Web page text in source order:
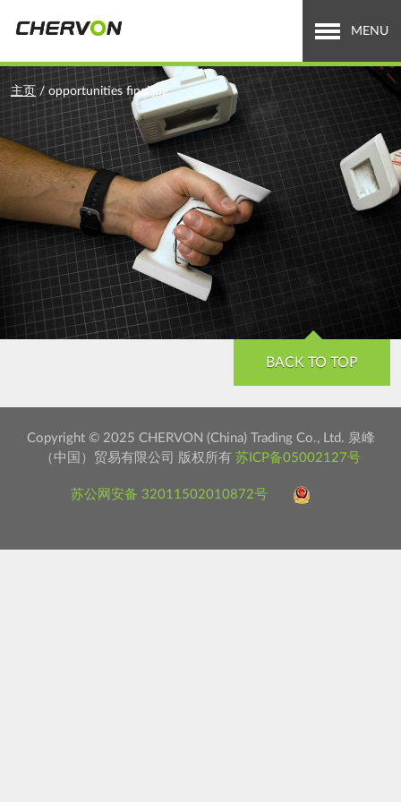
MENU
关于泉峰
全球业务
招贤纳士
新闻中心
投资者关系
Search
form
搜
索
You
are
here
主页 / opportunities final.jpg
BACK TO TOP
Copyright © 2025 CHERVON (China) Trading Co., Ltd. 泉峰
（中国）贸易有限公司 版权所有 苏ICP备05002127号
苏公网安备 32011502010872号